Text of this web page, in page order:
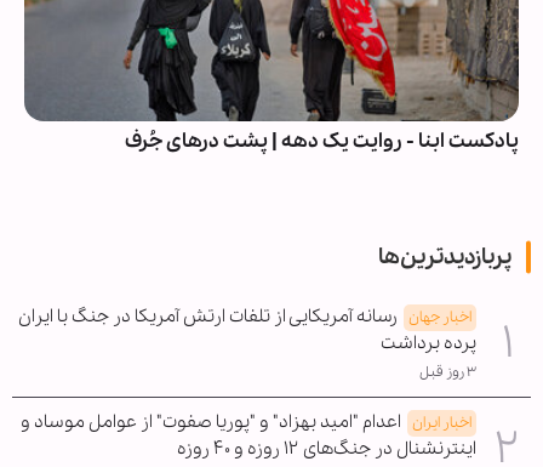
پادکست ابنا - روایت یک دهه | پشت درهای جُرف
پربازدیدترین‌ها
اخبار جهان رسانه آمریکایی از تلفات ارتش آمریکا در جنگ با ایران
پرده برداشت
۳ روز قبل
اخبار ایران اعدام "امید بهزاد" و "پوریا صفوت" از عوامل موساد و
اینترنشنال در جنگ‌های ۱۲ روزه و ۴۰ روزه